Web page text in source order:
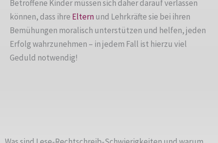
Betroffene Kinder müssen sich daher darauf verlassen
können, dass ihre Elternund Lehrkräfte sie bei ihren
Bemühungen moralisch unterstützen und helfen, jeden
Erfolg wahrzunehmen – in jedem Fall ist hierzu viel
Geduld notwendig!